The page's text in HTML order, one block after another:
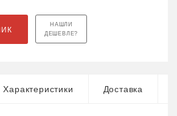
НАШЛИ
ДЕШЕВЛЕ?
Характеристики Доставка